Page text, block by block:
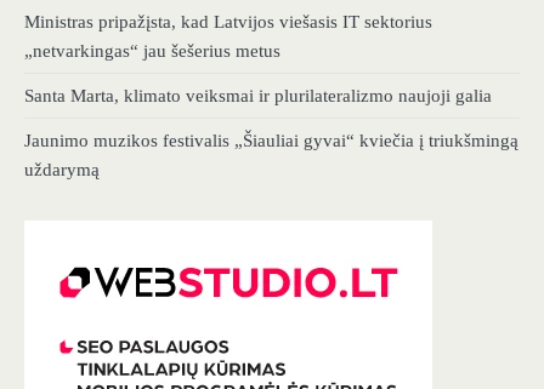
Ministras pripažįsta, kad Latvijos viešasis IT sektorius
„netvarkingas“ jau šešerius metus
Santa Marta, klimato veiksmai ir plurilateralizmo naujoji galia
Jaunimo muzikos festivalis „Šiauliai gyvai“ kviečia į triukšmingą
uždarymą